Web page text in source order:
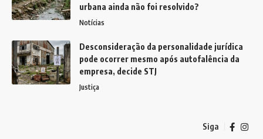
urbana ainda não foi resolvido?
Notícias
Desconsideração da personalidade jurídica
pode ocorrer mesmo após autofalência da
empresa, decide STJ
Justiça
Siga